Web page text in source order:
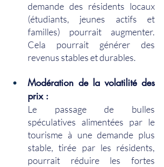
demande des résidents locaux
(étudiants, jeunes actifs et
familles) pourrait augmenter.
Cela pourrait générer des
revenus stables et durables.
Modération de la volatilité des
prix :
Le passage de bulles
spéculatives alimentées par le
tourisme à une demande plus
stable, tirée par les résidents,
pourrait réduire les fortes